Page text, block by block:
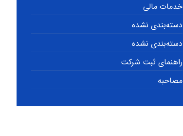
خدمات مالی
دسته‌بندی نشده
دسته‌بندی نشده
راهنمای ثبت شرکت
مصاحبه